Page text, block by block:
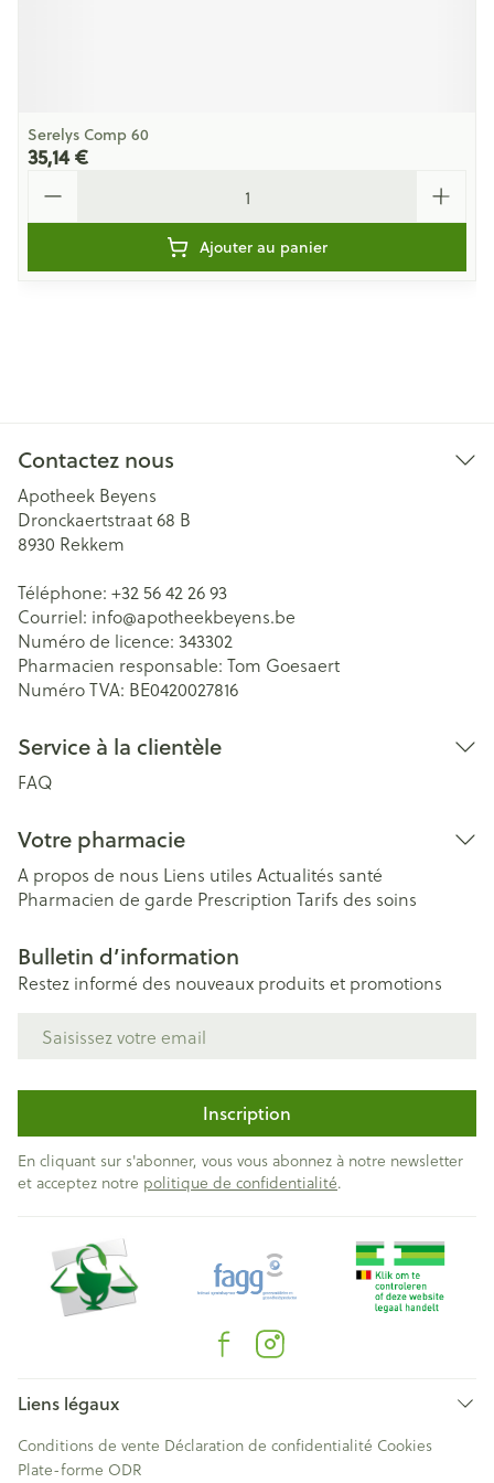
Serelys Comp 60
35,14 €
Ajouter au panier
Contactez nous
Apotheek Beyens
Dronckaertstraat 68 B
8930 Rekkem
Téléphone: +32 56 42 26 93
Courriel: info@apotheekbeyens.be
Numéro de licence: 343302
Pharmacien responsable: Tom Goesaert
Numéro TVA: BE0420027816
Service à la clientèle
FAQ
Votre pharmacie
A propos de nous Liens utiles Actualités santé
Pharmacien de garde Prescription Tarifs des soins
Bulletin d’information
Restez informé des nouveaux produits et promotions
Inscription
En cliquant sur s'abonner, vous vous abonnez à notre newsletter
et acceptez notre politique de confidentialité.
Liens légaux
Conditions de vente Déclaration de confidentialité Cookies
Plate-forme ODR